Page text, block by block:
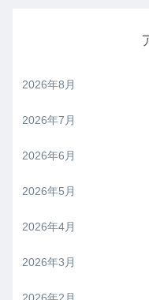
2026年8月
2026年7月
2026年6月
2026年5月
2026年4月
2026年3月